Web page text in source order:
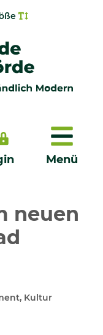
Menü
Menü
neuen
Kultur